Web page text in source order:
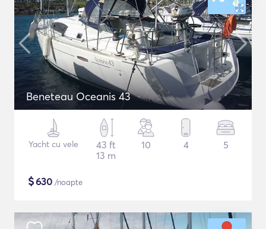
Beneteau Oceanis 43
Yacht cu vele
43 ft
13 m
10 4 5
$630 /noapte